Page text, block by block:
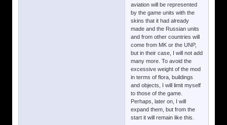
aviation will be represented
by the game units with the
skins that it had already
made and the Russian units
and from other countries will
come from MK or the UNP,
but in their case, I will not add
many more. To avoid the
excessive weight of the mod
in terms of flora, buildings
and objects, I will limit myself
to those of the game.
Perhaps, later on, I will
expand them, but from the
start it will remain like this.